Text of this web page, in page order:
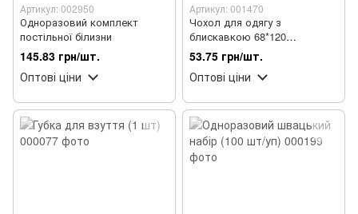
Артикул: 002950
Одноразовий комплект
постільної білизни
145.83 грн/шт.
Оптові ціни
Артикул: 001470
Чохол для одягу з
блискавкою 68*120
Блакитний/Білий
53.75 грн/шт.
Оптові ціни